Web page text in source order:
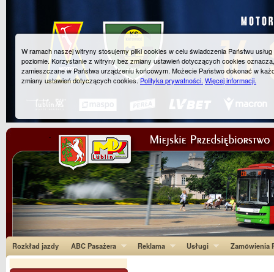
Rozkład jazdy ABC Pasażera Reklama Usługi Zamówienia
W ramach naszej witryny stosujemy pliki cookies w celu świadczenia Państwu
poziomie. Korzystanie z witryny bez zmiany ustawień dotyczących cookies
zamieszczane w Państwa urządzeniu końcowym. Możecie Państwo dokonać w
zmiany ustawień dotyczących cookies.Polityka prywatności. Więcej informacji.